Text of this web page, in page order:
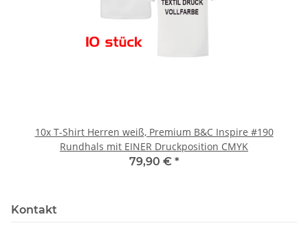
10x T-Shirt Herren weiß, Premium B&C Inspire #190
Rundhals mit EINER Druckposition CMYK
79,90 € *
Kontakt